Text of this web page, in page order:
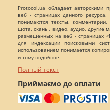
Protocol.ua обладает
веб - страницах данного
понимаются тексты,
шота, сканы, видео, аудио, другие
размещенных на веб - страницах
для индексации поисковыми
использованием понимается
и тому подобное.
Полный текст
Приймаємо до оплати